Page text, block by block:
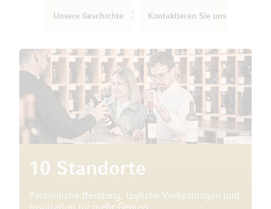
Unsere Geschichte Kontaktieren Sie uns
10 Standorte
Persönliche Beratung, tägliche Verkostungen und